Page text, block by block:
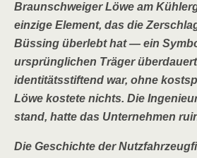
Braunschweiger Löwe am
einzige Element, das die
Büssing überlebt hat — ein
ursprünglichen Träger
identitätsstiftend war, ohne
Löwe kostete nichts. Die
stand, hatte das Unternehmen
Die Geschichte der